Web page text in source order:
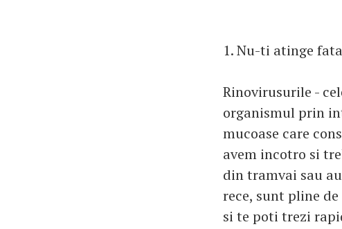
1. Nu-ti atinge
Rinovirusurile -
organismul prin
mucoase care
avem incotro si
din tramvai sau
rece, sunt pline
si te poti trezi